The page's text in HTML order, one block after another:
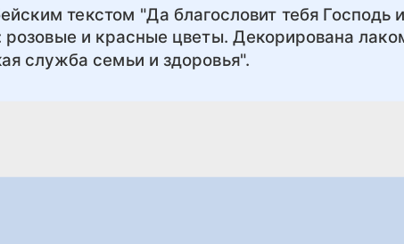
текстом "Да благословит тебя Господь
и красные цветы. Декорирована
служба семьи и здоровья".